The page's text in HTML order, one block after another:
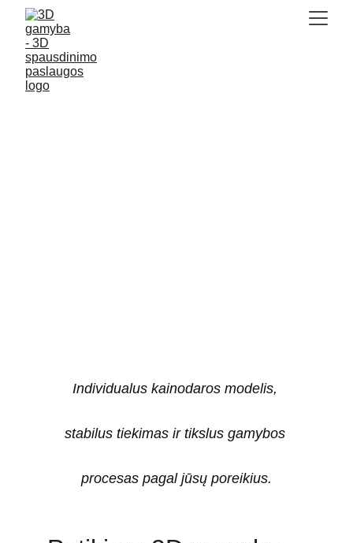
Individualus kainodaros modelis,
stabilus tiekimas ir tikslus gamybos
procesas pagal jūsų poreikius.